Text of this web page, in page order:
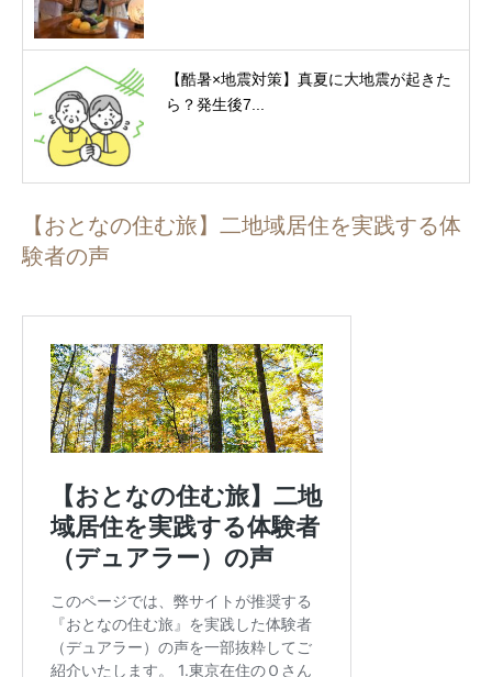
【酷暑×地震対策】真夏に大地震が起きた
ら？発生後7...
【おとなの住む旅】二地域居住を実践する体
験者の声